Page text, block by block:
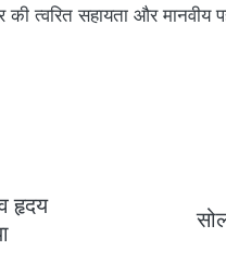
की त्वरित सहायता और
हृदय